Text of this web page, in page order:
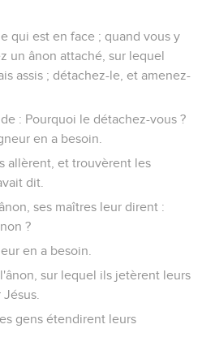
qui est en face ; quand vous y
un ânon attaché, sur lequel
assis ; détachez-le, et amenez-
: Pourquoi le détachez-vous ?
en a besoin.
allèrent, et trouvèrent les
dit.
ses maîtres leur dirent :
?
en a besoin.
sur lequel ils jetèrent leurs
gens étendirent leurs